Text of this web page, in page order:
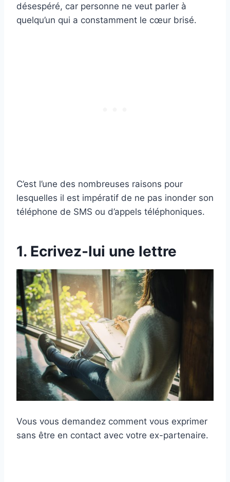
désespéré, car personne ne veut parler à
quelqu’un qui a constamment le cœur brisé.
C’est l’une des nombreuses raisons pour
lesquelles il est impératif de ne pas inonder son
téléphone de SMS ou d’appels téléphoniques.
1. Ecrivez-lui une lettre
Vous vous demandez comment vous exprimer
sans être en contact avec votre ex-partenaire.